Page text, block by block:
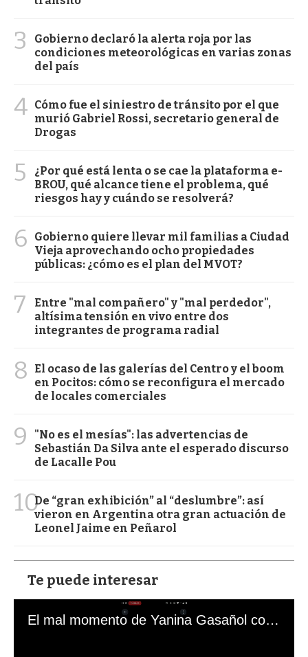
3
Gobierno declaró la alerta roja por las
condiciones meteorológicas en varias zonas
del país
4 Cómo fue el siniestro de tránsito por el que
murió Gabriel Rossi, secretario general de
Drogas
5
¿Por qué está lenta o se cae la plataforma e-
BROU, qué alcance tiene el problema, qué
riesgos hay y cuándo se resolverá?
6
Gobierno quiere llevar mil familias a Ciudad
Vieja aprovechando ocho propiedades
públicas: ¿cómo es el plan del MVOT?
7
Entre "mal compañero" y "mal perdedor",
altísima tensión en vivo entre dos
integrantes de programa radial
8
El ocaso de las galerías del Centro y el boom
en Pocitos: cómo se reconfigura el mercado
de locales comerciales
9
"No es el mesías": las advertencias de
Sebastián Da Silva ante el esperado discurso
de Lacalle Pou
10De “gran exhibición” al “deslumbre”: así
vieron en Argentina otra gran actuación de
Leonel Jaime en Peñarol
Te puede interesar
El mal momento de Yanina Gasañol con un hincha argentino en "Subrayado"